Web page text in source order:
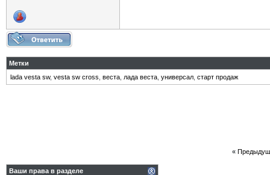
Метки
lada vesta sw, vesta sw cross веста лада веста универсал старт продаж
«
Ваши права в разделе